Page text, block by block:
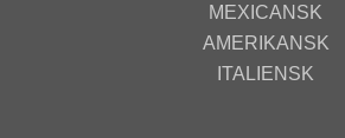
MEXICANSK
AMERIKANSK
ITALIENSK